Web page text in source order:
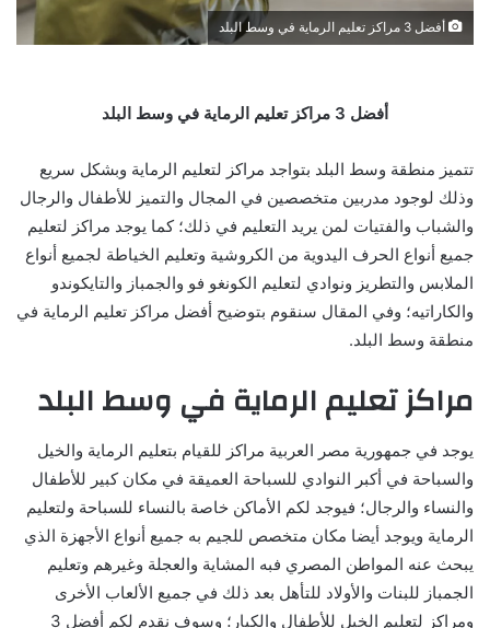
أفضل 3 مراكز تعليم الرماية في وسط البلد
أفضل 3 مراكز تعليم الرماية في وسط البلد
تتميز منطقة وسط البلد بتواجد مراكز لتعليم الرماية وبشكل سريع
وذلك لوجود مدربين متخصصين في المجال والتميز للأطفال والرجال
والشباب والفتيات لمن يريد التعليم في ذلك؛ كما يوجد مراكز لتعليم
جميع أنواع الحرف اليدوية من الكروشية وتعليم الخياطة لجميع أنواع
الملابس والتطريز ونوادي لتعليم الكونغو فو والجمباز والتايكوندو
والكاراتيه؛ وفي المقال سنقوم بتوضيح أفضل مراكز تعليم الرماية في
منطقة وسط البلد.
مراكز تعليم الرماية في وسط البلد
يوجد في جمهورية مصر العربية مراكز للقيام بتعليم الرماية والخيل
والسباحة في أكبر النوادي للسباحة العميقة في مكان كبير للأطفال
والنساء والرجال؛ فيوجد لكم الأماكن خاصة بالنساء للسباحة ولتعليم
الرماية ويوجد أيضا مكان متخصص للجيم به جميع أنواع الأجهزة الذي
يبحث عنه المواطن المصري فبه المشاية والعجلة وغيرهم وتعليم
الجمباز للبنات والأولاد للتأهل بعد ذلك في جميع الألعاب الأخرى
ومراكز لتعليم الخيل للأطفال والكبار؛ وسوف نقدم لكم أفضل 3